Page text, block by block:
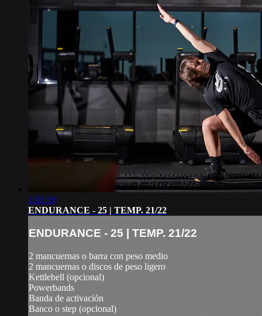
1:01:16
ENDURANCE - 25 | TEMP. 21/22
ENDURANCE - 25 | TEMP. 21/22
2 mancuernas o barra con peso medio
2 mancuernas o discos de peso ligero
Kettlebell (opcional)
Powerbands
Banda de activación
Banco o step (opcional)